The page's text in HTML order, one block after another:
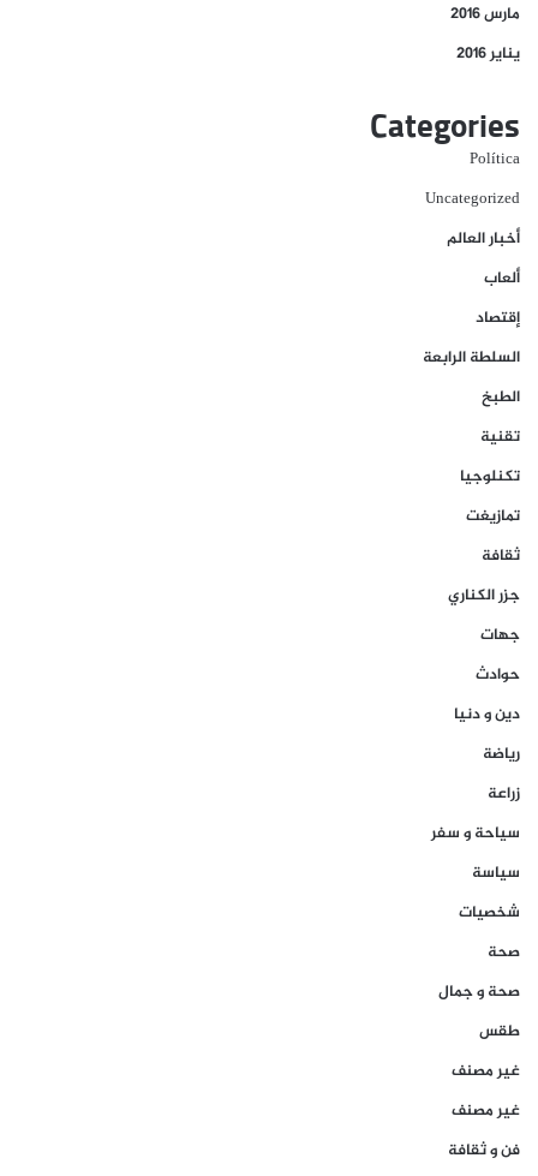
مارس 2016
يناير 2016
Categories
Política
Uncategorized
أخبار العالم
ألعاب
إقتصاد
السلطة الرابعة
الطبخ
تقنية
تكنلوجيا
تمازيغت
ثقافة
جزر الكناري
جهات
حوادث
دين و دنيا
رياضة
زراعة
سياحة و سفر
سياسة
شخصيات
صحة
صحة و جمال
طقس
غير مصنف
غير مصنف
فن و ثقافة